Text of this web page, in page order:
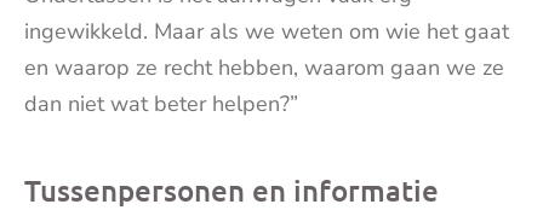
ingewikkeld. Maar als we weten om wie het gaat
en waarop ze recht hebben, waarom gaan we ze
dan niet wat beter helpen?”
Tussenpersonen en informatie